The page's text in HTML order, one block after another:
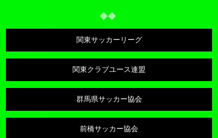
関東サッカーリーグ
関東クラブユース連盟
群馬県サッカー協会
前橋サッカー協会